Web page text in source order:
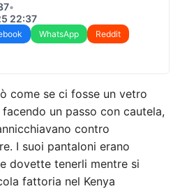
•
22:37
WhatsApp
Reddit
come se ci fosse un vetro
un passo con cautela,
contro
I suoi pantaloni erano
dovette tenerli mentre si
fattoria nel Kenya